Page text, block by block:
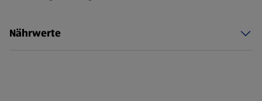
Nährwerte